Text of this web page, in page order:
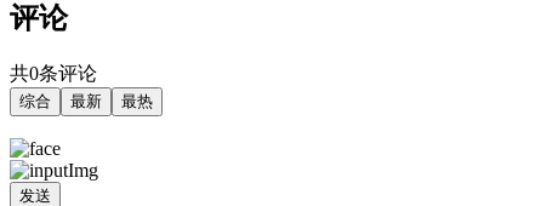
评论
共0条评论
综合 最新 最热
发送